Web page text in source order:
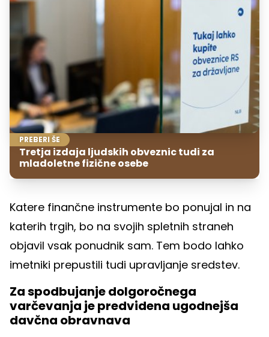
PREBERI ŠE
Tretja izdaja ljudskih obveznic tudi za
mladoletne fizične osebe
Katere finančne instrumente bo ponujal in na
katerih trgih, bo na svojih spletnih straneh
objavil vsak ponudnik sam. Tem bodo lahko
imetniki prepustili tudi upravljanje sredstev.
Za spodbujanje dolgoročnega
varčevanja je predvidena ugodnejša
davčna obravnava